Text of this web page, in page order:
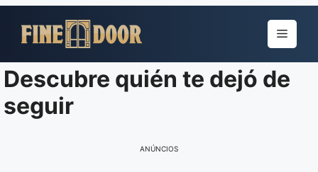
para
conteúdo
Menu
Descubre quién te dejó de
seguir
ANÚNCIOS